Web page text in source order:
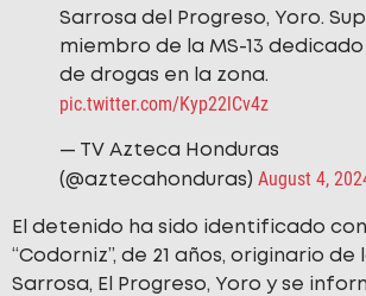
Sarrosa del Progreso, Yoro.
miembro de la MS-13
de drogas en la zona.
pic.twitter.com/Kyp22lCv4z
— TV Azteca Honduras
(@aztecahonduras) August 4,
El detenido ha sido identificado
“Codorniz”, de 21 años, originario de
Sarrosa, El Progreso, Yoro y se